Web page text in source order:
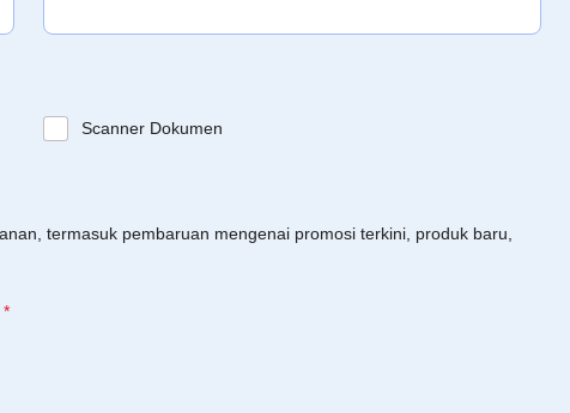
Scanner Dokumen
termasuk pembaruan mengenai promosi terkini, produk baru,
*